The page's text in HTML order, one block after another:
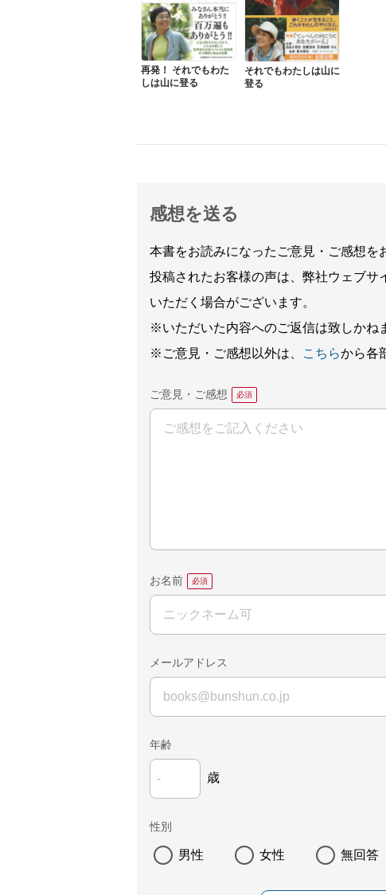
再発！ それでもわた
しは山に登る
それでもわたしは山に
登る
感想を送る
本書をお読みになったご意見・ご感想を
投稿されたお客様の声は、弊社ウェブサ
いただく場合がございます。
※いただいた内容へのご返信は致しかね
※ご意見・ご感想以外は、
こちらから各
ご意見・ご感想
お名前
メールアドレス
年齢
歳
性別
男性 女性 無回答